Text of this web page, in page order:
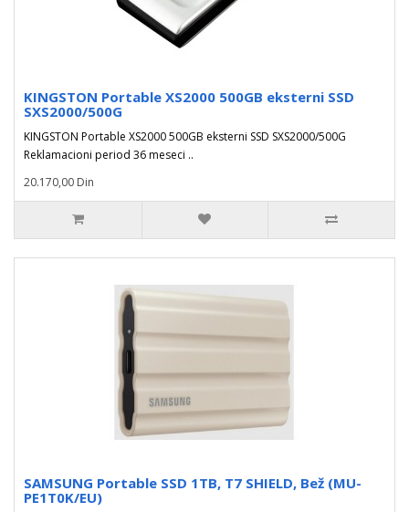
KINGSTON Portable XS2000 500GB eksterni SSD
SXS2000/500G
KINGSTON Portable XS2000 500GB eksterni SSD SXS2000/500G
Reklamacioni period 36 meseci ..
20.170,00 Din
SAMSUNG Portable SSD 1TB, T7 SHIELD, Bež (MU-
PE1T0K/EU)